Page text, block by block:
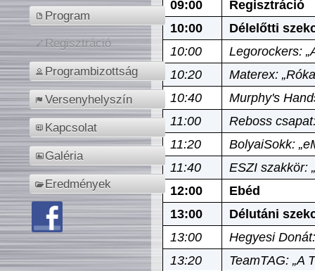
Program
Regisztráció
Programbizottság
Versenyhelyszín
Kapcsolat
Galéria
Eredmények
09:00
Regisztráció
10:00
Délelőtti
10:00
Legorockers:
10:20
Materex:
10:40
Murphy's
11:00
Reboss
11:20
BolyaiSokk:
11:40
ESZI szakkör:
12:00
Ebéd
13:00
Délutáni
13:00
Hegyesi
13:20
TeamTAG: „A